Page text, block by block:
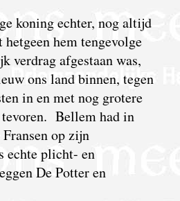
koning echter, nog altijd
hem tengevolge
verdrag afgestaan was,
ons land binnen, tegen
in en met nog grotere
tevoren. Bellem had in
op zijn
echte plicht- en
De Potter en